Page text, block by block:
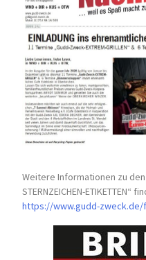
Weitere Informationen zu
STERNZEICHEN-ETIKETTEN“
https://www.gudd-